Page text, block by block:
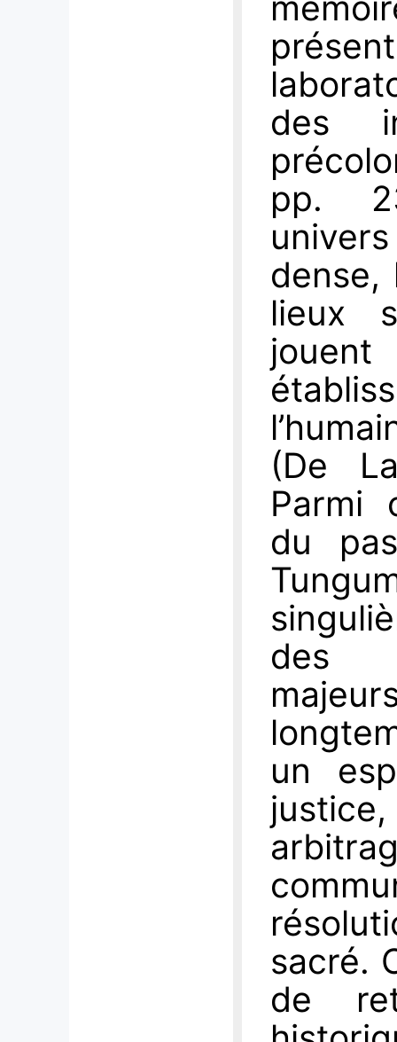
des
pp.
dense,
lieux
(De
Parmi
du
des
un
sacré.
de